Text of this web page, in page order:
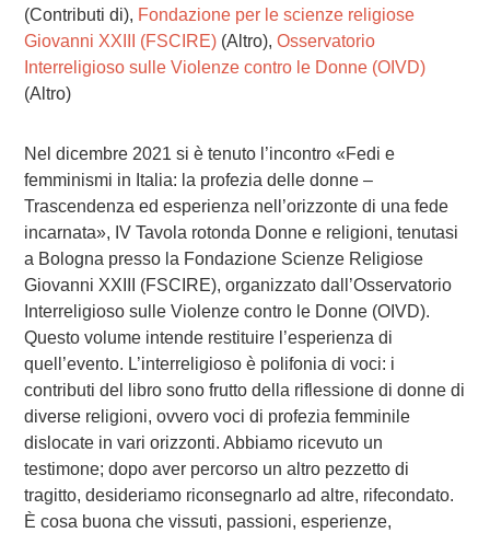
(Contributi di), Fondazione per le scienze religiose
Giovanni XXIII (FSCIRE)(Altro), Osservatorio
Interreligioso sulle Violenze contro le Donne (OIVD)
(Altro)
Nel dicembre 2021 si è tenuto l’incontro «Fedi e
femminismi in Italia: la profezia delle donne –
Trascendenza ed esperienza nell’orizzonte di una fede
incarnata», IV Tavola rotonda Donne e religioni, tenutasi
a Bologna presso la Fondazione Scienze Religiose
Giovanni XXIII (FSCIRE), organizzato dall’Osservatorio
Interreligioso sulle Violenze contro le Donne (OIVD).
Questo volume intende restituire l’esperienza di
quell’evento. L’interreligioso è polifonia di voci: i
contributi del libro sono frutto della riflessione di donne di
diverse religioni, ovvero voci di profezia femminile
dislocate in vari orizzonti. Abbiamo ricevuto un
testimone; dopo aver percorso un altro pezzetto di
tragitto, desideriamo riconsegnarlo ad altre, rifecondato.
È cosa buona che vissuti, passioni, esperienze,